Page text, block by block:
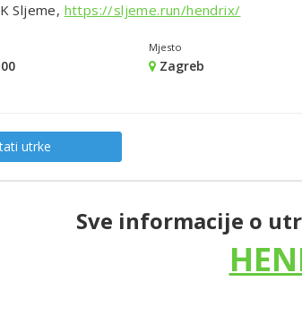
Sljeme, https://sljeme.run/hendrix/
Mjesto
Zagreb
utrke
Sve informacije o